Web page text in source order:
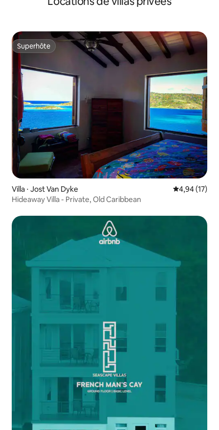
Superhôte
Superhôte
Villa ⋅ Jost Van Dyke Évaluation
4,94 (17)
Hideaway Villa - Private, Old Caribbean